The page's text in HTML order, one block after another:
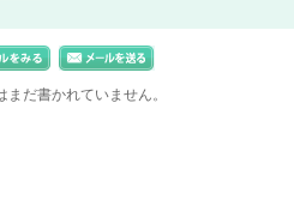
まだ書かれていません。